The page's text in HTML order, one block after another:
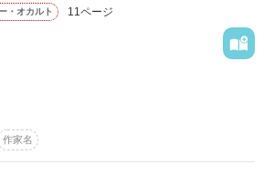
・オカルト 11ページ
作家名